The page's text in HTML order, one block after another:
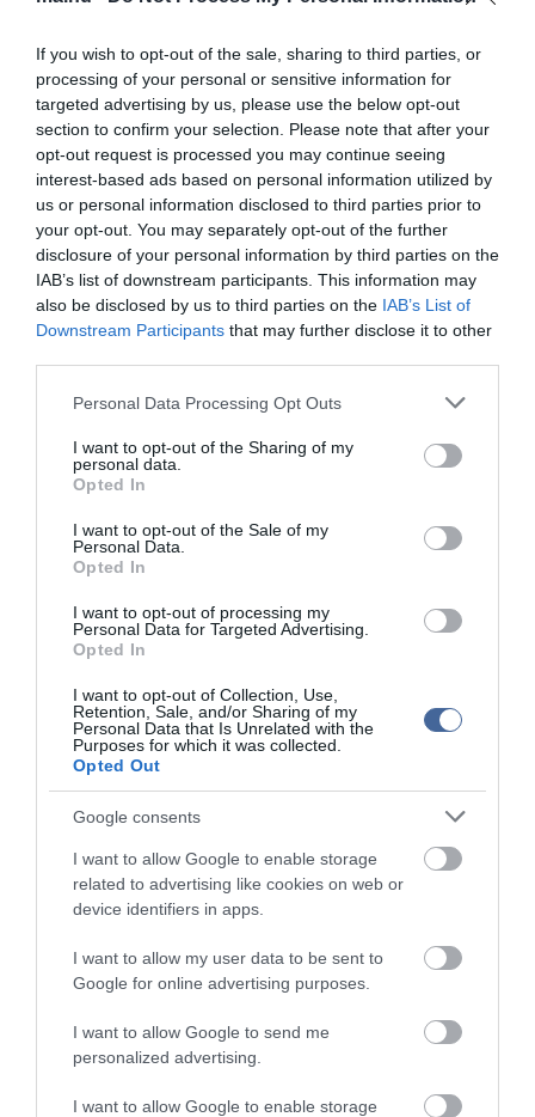
If you wish to opt-out of the sale, sharing to third parties, or
processing of your personal or sensitive information for
targeted advertising by us, please use the below opt-out
section to confirm your selection. Please note that after your
opt-out request is processed you may continue seeing
interest-based ads based on personal information utilized by
us or personal information disclosed to third parties prior to
your opt-out. You may separately opt-out of the further
disclosure of your personal information by third parties on the
IAB’s list of downstream participants. This information may
also be disclosed by us to third parties on the IAB’s List of
Downstream Participants that may further disclose it to other
Please note that this website/app uses one or more Google
not limited to your visit or usage behaviour. You may click to
grant or deny consent to Google and its third-party tags to
use your data for below specified purposes in below Google
consent section.
Personal Data Processing Opt Outs
I want to opt-out of the Sharing of my
personal data.
Opted In
I want to opt-out of the Sale of my
Personal Data.
Opted In
I want to opt-out of processing my
Personal Data for Targeted Advertising.
Opted In
I want to opt-out of Collection, Use,
Retention, Sale, and/or Sharing of my
Personal Data that Is Unrelated with the
Purposes for which it was collected.
Opted Out
Google consents
I want to allow Google to enable storage
related to advertising like cookies on web or
device identifiers in apps.
I want to allow my user data to be sent to
Google for online advertising purposes.
I want to allow Google to send me
personalized advertising.
I want to allow Google to enable storage
oldalán olvasható.
Különleges helyszínen versengtek a fiatal
informatikusok
A dél-amerikai kontinens utoljára 1993-ban, tehát több mint három
évtizede kapott lehetőséget a középiskolás korosztály
legjelentősebb informatikai versenyének a megrendezésére, így
megkülönböztetett érdeklődéssel vágtak a delegációk neki a
kalandnak. A magyar csapat majdnem háromnapos út után
érkezett az egzotikus helyszínre, a tengerszint feletti magasság és
a jelentős időeltolódás miatt a szervezők egy plusz pihenőnapot
biztosítottak az első versenynap előtt.
programozási tudásukat, hanem problémamegoldó képességüket,
Legnagyobb kihívásuk, hogy megoldásaik gyorsak és hatékonyak
legyenek. A megoldások megfelelőségét egy automatikus tesztelő
rendszer valós időben ellenőrizte. A versenyről összességében
informatikusai közé tartoznak.
Prioritást kapott a Neumann Társaságnál a
tehetséggondozás
Az IOI 2025-ön részt vevő magyar diákok felkészítése az ELTE
Szakosztályának együttműködésében valósult meg. Az IOI
válogatóversenyének megrendezését és a magyar diákolimpikonok
felkészítését a Nemzeti Tehetség Program - 1823 támogatta.
kiemelt területe. Az >>új start<< keretében ez a szegmens
különösen hangsúlyossá válik, hiszen egy jövőbe mutató,
innovatív rendszer csak akkor lehet sikeres, ha támogatja és
fejleszti a kiválóságokat. Társaságunk ezért egy hosszú távon
fenntartható, hatékony és finanszírozható tehetséggondozási
modul megalkotását tűzte ki célul, amely biztosítja a fiatal
tehetségek folyamatos fejlődését és versenyképességét. Ezt a
célkitűzést igazolja leginkább az a tény, hogy az NJSZT által
mentorált és támogatott diákok rendszeresen kimagasló
versenyeken” - kommentálta Prof. Dr. Kovács Levente, a Neumann
Társaság elnöke az idei diákolimpia-szezon magyar sikereit.
Már hivatalosak a következő IOI-helyszínek